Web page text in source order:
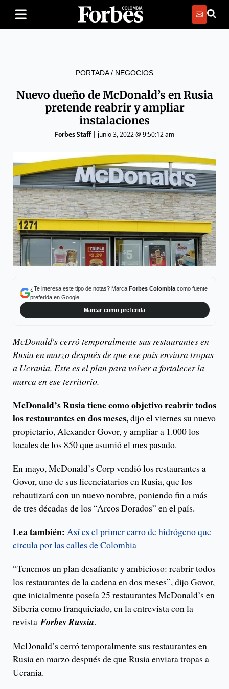
PORTADA/ NEGOCIOS
Nuevo dueño de McDonald’s en Rusia
pretende reabrir y ampliar
instalaciones
Forbes Staff| junio 3, 2022 @ 9:50:12 am
¿Te interesa este tipo de notas? Marca Forbes Colombiacomo fuente
preferida en Google.
Marcar como preferida
McDonald's cerró temporalmente sus restaurantes en
Rusia en marzo después de que ese país enviara tropas
a Ucrania. Este es el plan para volver a fortalecer la
marca en ese territorio.
McDonald’s Rusia tiene como objetivo reabrir todos
los restaurantes en dos meses,dijo el viernes su nuevo
propietario, Alexander Govor, y ampliar a 1.000 los
locales de los 850 que asumió el mes pasado.
En mayo, McDonald’s Corp vendió los restaurantes a
Govor, uno de sus licenciatarios en Rusia, que los
rebautizará con un nuevo nombre, poniendo fin a más
de tres décadas de los “Arcos Dorados” en el país.
Lea también: Así es el primer carro de hidrógeno que
circula por las calles de Colombia
“Tenemos un plan desafiante y ambicioso: reabrir todos
los restaurantes de la cadena en dos meses”, dijo Govor,
que inicialmente poseía 25 restaurantes McDonald’s en
Siberia como franquiciado, en la entrevista con la
revistaForbes Russia.
McDonald’s cerró temporalmente sus restaurantes en
Rusia en marzo después de que Rusia enviara tropas a
Ucrania.